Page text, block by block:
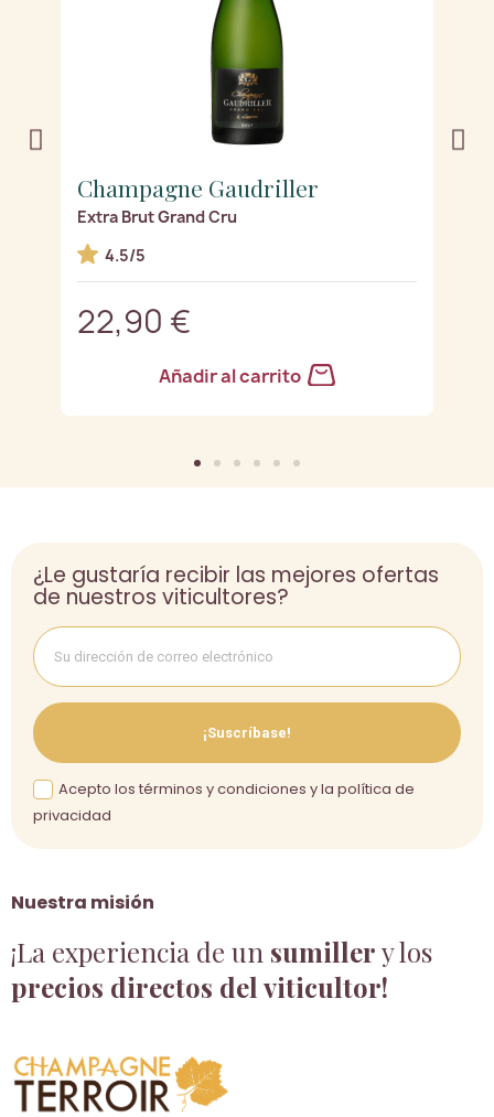
Champagne Gaudriller
Extra Brut Grand Cru
4.5/5
22,90 €
Añadir al carrito
Nuestra misión
¡La experiencia de un sumillery los
precios directos del viticultor!
¿Le gustaría recibir las mejores ofertas
de nuestros viticultores?
¡Suscríbase!
Acepto los términos y condiciones y la política de
privacidad